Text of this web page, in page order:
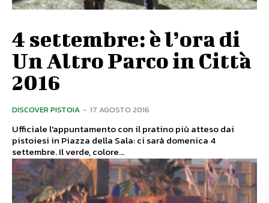
4 settembre: è l’ora di
Un Altro Parco in Città
2016
DISCOVER PISTOIA - 17 AGOSTO 2016
Ufficiale l'appuntamento con il pratino più atteso dai
pistoiesi in Piazza della Sala: ci sarà domenica 4
settembre. Il verde, colore...